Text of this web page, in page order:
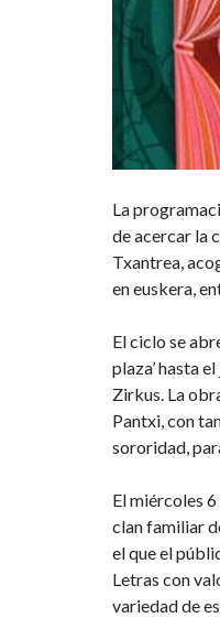
en
los
de
y
La
de acercar la
Txantrea,
en euskera,
El ciclo se
plaza’ hasta
Zirkus. La
Pantxi, con
sororidad,
El miércoles
clan familiar
el que el
Letras con
variedad de